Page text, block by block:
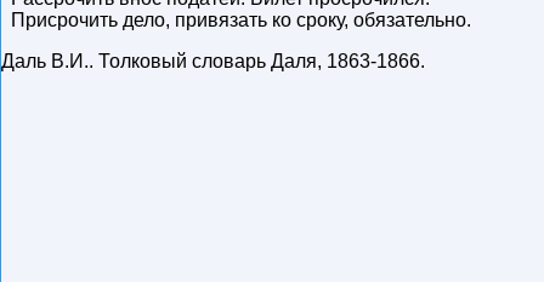
Присрочить дело, привязать ко сроку, обязательно.
Даль В.И.. Толковый словарь Даля, 1863-1866.